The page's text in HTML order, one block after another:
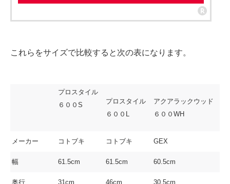
これらをサイズで比較すると次の表になります。
プロスタイル
６００S
プロスタイル
６００L
アクアラックウッド
６００WH
メーカー コトブキ コトブキ GEX
幅 61.5cm 61.5cm 60.5cm
奥行 31cm 46cm 30.5cm